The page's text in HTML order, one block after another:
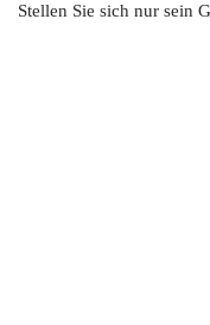
Stellen Sie sich nur sein